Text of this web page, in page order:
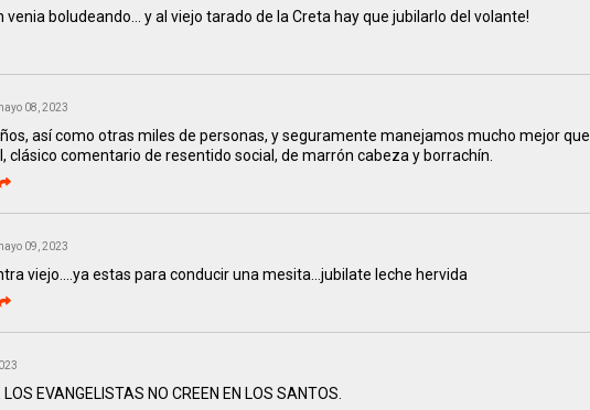
venia boludeando... y al viejo tarado de la Creta hay que jubilarlo del volante!
08, 2023
así como otras miles de personas, y seguramente manejamos mucho mejor que
clásico comentario de resentido social, de marrón cabeza y borrachín.
09, 2023
viejo....ya estas para conducir una mesita...jubilate leche hervida
EVANGELISTAS NO CREEN EN LOS SANTOS.